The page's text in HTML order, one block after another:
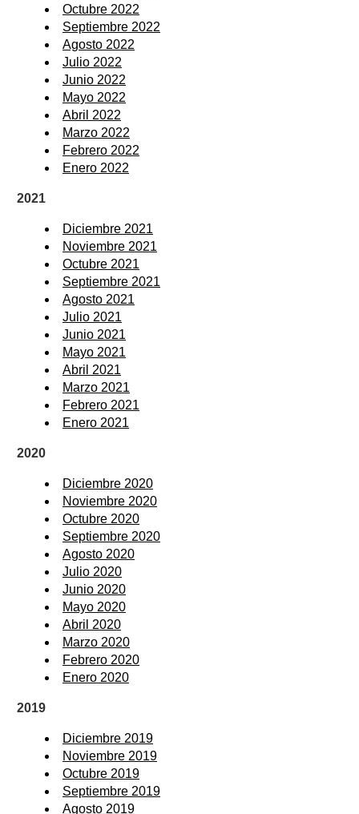
Octubre 2022
Septiembre 2022
Agosto 2022
Julio 2022
Junio 2022
Mayo 2022
Abril 2022
Marzo 2022
Febrero 2022
Enero 2022
2021
Diciembre 2021
Noviembre 2021
Octubre 2021
Septiembre 2021
Agosto 2021
Julio 2021
Junio 2021
Mayo 2021
Abril 2021
Marzo 2021
Febrero 2021
Enero 2021
2020
Diciembre 2020
Noviembre 2020
Octubre 2020
Septiembre 2020
Agosto 2020
Julio 2020
Junio 2020
Mayo 2020
Abril 2020
Marzo 2020
Febrero 2020
Enero 2020
2019
Diciembre 2019
Noviembre 2019
Octubre 2019
Septiembre 2019
Agosto 2019